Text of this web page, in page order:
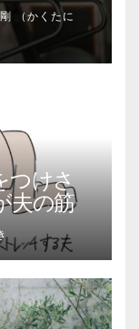
（かくたに
つけさ
夫の筋
ップ